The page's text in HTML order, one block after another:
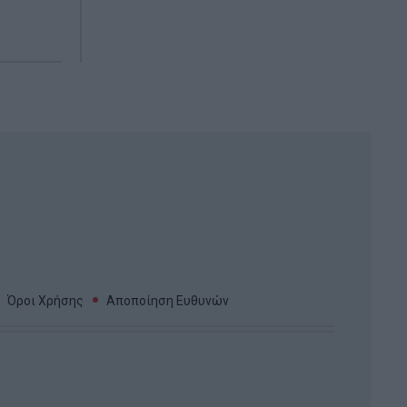
Όροι Χρήσης Αποποίηση Ευθυνών